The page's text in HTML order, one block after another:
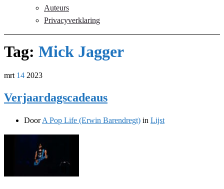
Auteurs
Privacyverklaring
Tag: Mick Jagger
mrt 14 2023
Verjaardagscadeaus
DoorA Pop Life (Erwin Barendregt) in Lijst